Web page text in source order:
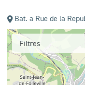
Bat. a Rue de la
Filtres